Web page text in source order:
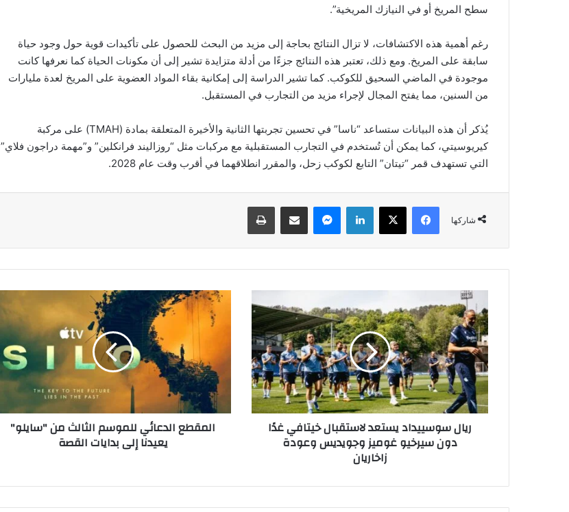
سطح المريخ أو في النيازك المريخية”.
رغم أهمية هذه الاكتشافات، لا تزال النتائج بحاجة إلى مزيد من البحث للحصول على تأكيدات قوية حول وجود حياة
سابقة على المريخ. ومع ذلك، تعتبر هذه النتائج جزءًا من أدلة متزايدة تشير إلى أن مكونات الحياة كما نعرفها كانت
موجودة في الماضي السحيق للكوكب. كما تشير الدراسة إلى إمكانية بقاء المواد العضوية على المريخ لعدة مليارات
من السنين، مما يفتح المجال لإجراء مزيد من التجارب في المستقبل.
يُذكر أن هذه البيانات ستساعد “ناسا” في تحسين تجربتها الثانية والأخيرة المتعلقة بمادة (TMAH) على مركبة
كيريوسيتي، كما يمكن أن تُستخدم في التجارب المستقبلية مع مركبات مثل “روزاليند فرانكلين” و”مهمة دراجون فلاي”
التي تستهدف قمر “تيتان” التابع لكوكب زحل، والمقرر انطلاقهما في أقرب وقت عام 2028.
شاركها
فيسبوك لينكدإن
ي
ا
ل
س
و
س
ي
ي
س
ريال سوسييداد يستعد لاستقبال خيتافي غدًا
دون سيرخيو غوميز وجويديس وعودة
زاخاريان
د
ل
المقطع الدعائي للموسم الثالث من "سايلو"
يعيدنا إلى بدايات القصة